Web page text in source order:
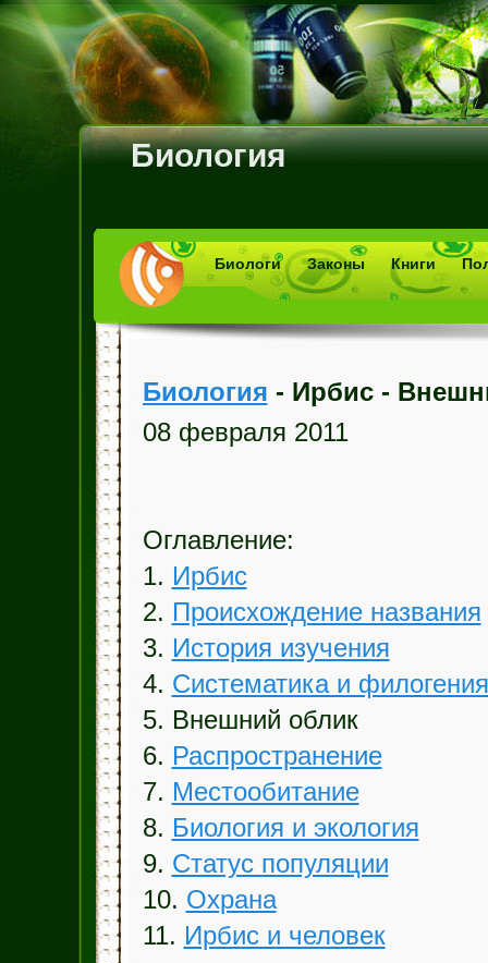
Биология
Биологи Законы Книги
Биология - Ирбис -
08 февраля 2011
Оглавление:
1. Ирбис
2. Происхождение названия
3. История изучения
4. Систематика и филогения
5. Внешний облик
6. Распространение
7. Местообитание
8. Биология и экология
9. Статус популяции
10. Охрана
11. Ирбис и человек